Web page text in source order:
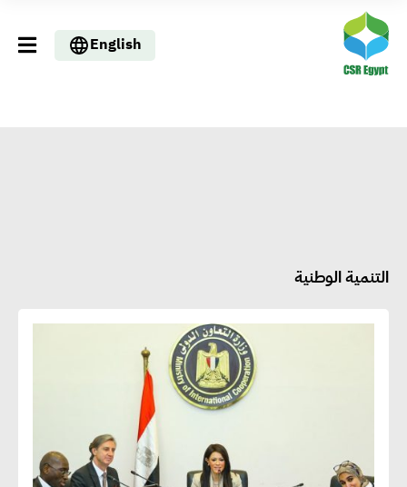
English
التنمية الوطنية